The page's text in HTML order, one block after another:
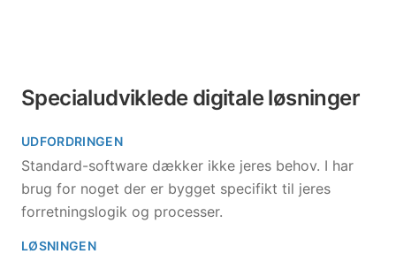
Specialudviklede digitale løsninger
UDFORDRINGEN
Standard-software dækker ikke jeres behov. I har
brug for noget der er bygget specifikt til jeres
forretningslogik og processer.
LØSNINGEN